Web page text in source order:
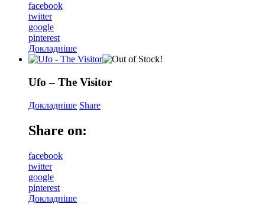
facebook
twitter
google
pinterest
Докладніше
Ufo – The Visitor
Докладніше Share
Share on:
facebook
twitter
google
pinterest
Докладніше